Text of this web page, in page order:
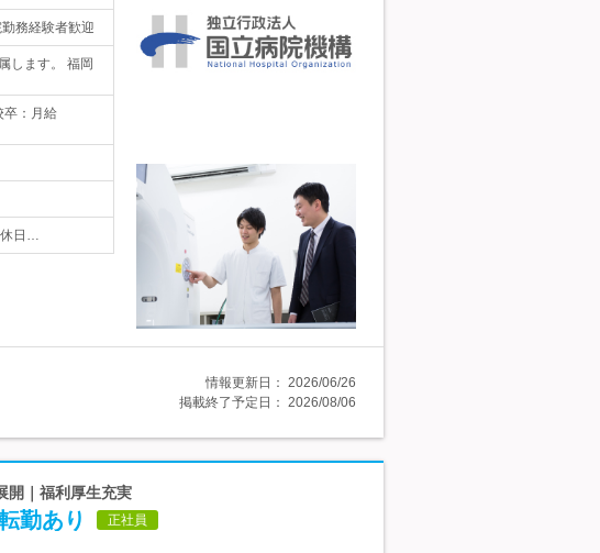
務経験者歓迎
します。 福岡
卒：月給
休日…
情報更新日： 2026/06/26
掲載終了予定日： 2026/08/06
開｜福利厚生充実
勤あり 正社員